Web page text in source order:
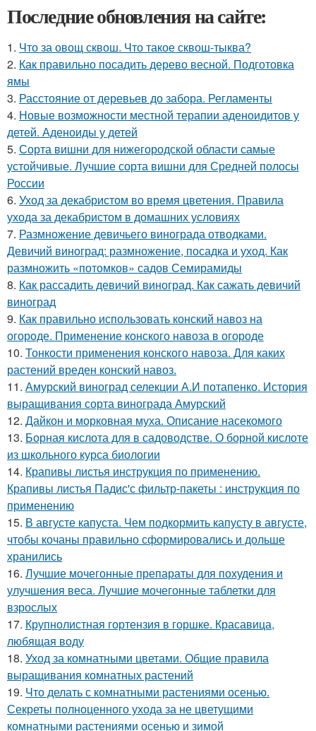
Последние обновления на сайте:
1. Что за овощ сквош. Что такое сквош-тыква?
2. Как правильно посадить дерево весной. Подготовка
ямы
3. Расстояние от деревьев до забора. Регламенты
4. Новые возможности местной терапии аденоидитов у
детей. Аденоиды у детей
5. Сорта вишни для нижегородской области самые
устойчивые. Лучшие сорта вишни для Средней полосы
России
6. Уход за декабристом во время цветения. Правила
ухода за декабристом в домашних условиях
7. Размножение девичьего винограда отводками.
Девичий виноград: размножение, посадка и уход. Как
размножить «потомков» садов Семирамиды
8. Как рассадить девичий виноград. Как сажать девичий
виноград
9. Как правильно использовать конский навоз на
огороде. Применение конского навоза в огороде
10. Тонкости применения конского навоза. Для каких
растений вреден конский навоз.
11. Амурский виноград селекции А.И потапенко. История
выращивания сорта винограда Амурский
12. Дайкон и морковная муха. Описание насекомого
13. Борная кислота для в садоводстве. О борной кислоте
из школьного курса биологии
14. Крапивы листья инструкция по применению.
Крапивы листья Падис'с фильтр-пакеты : инструкция по
применению
15. В августе капуста. Чем подкормить капусту в августе,
чтобы кочаны правильно сформировались и дольше
хранились
16. Лучшие мочегонные препараты для похудения и
улучшения веса. Лучшие мочегонные таблетки для
взрослых
17. Крупнолистная гортензия в горшке. Красавица,
любящая воду
18. Уход за комнатными цветами. Общие правила
выращивания комнатных растений
19. Что делать с комнатными растениями осенью.
Секреты полноценного ухода за не цветущими
комнатными растениями осенью и зимой